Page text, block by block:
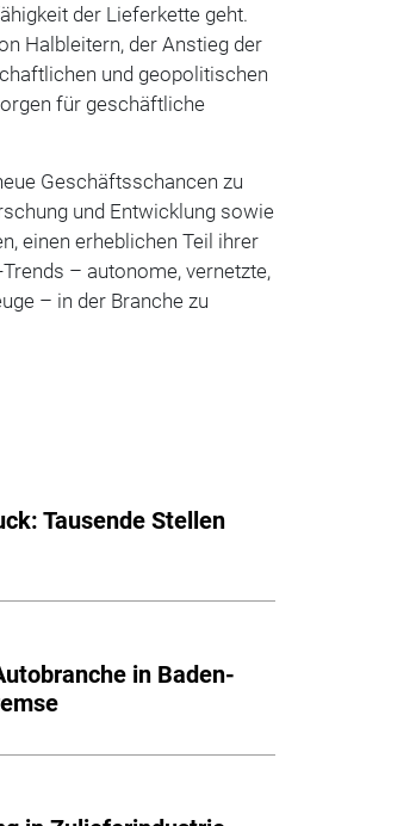
der Lieferkette geht.
Halbleitern, der Anstieg der
und geopolitischen
für geschäftliche
Geschäftsschancen zu
und Entwicklung sowie
einen erheblichen Teil ihrer
– autonome, vernetzte,
– in der Branche zu
Tausende Stellen
in Baden-